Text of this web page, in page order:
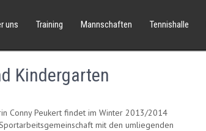
uns Training Mannschaften Tennishalle
Kindergarten
Conny Peukert findet im Winter 2013/2014
mit den umliegenden